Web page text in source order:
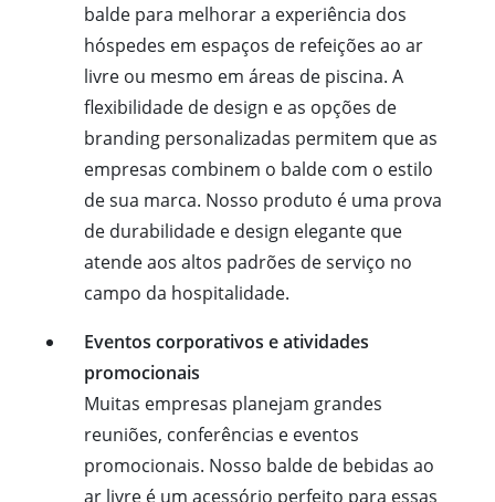
balde para melhorar a experiência dos
hóspedes em espaços de refeições ao ar
livre ou mesmo em áreas de piscina. A
flexibilidade de design e as opções de
branding personalizadas permitem que as
empresas combinem o balde com o estilo
de sua marca. Nosso produto é uma prova
de durabilidade e design elegante que
atende aos altos padrões de serviço no
campo da hospitalidade.
Eventos corporativos e atividades
promocionais
Muitas empresas planejam grandes
reuniões, conferências e eventos
promocionais. Nosso balde de bebidas ao
ar livre é um acessório perfeito para essas